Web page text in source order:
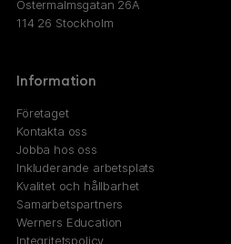
Östermalmsgatan 26A
114 26 Stockholm
Information
Företaget
Kontakta oss
Jobba hos oss
Inkluderande arbetsplats
Kvalitet och hållbarhet
Samarbetspartners
Werners Education
Integritetspolicy